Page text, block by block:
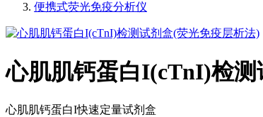
便携式荧光免疫分析仪
心肌肌钙蛋白I(cTnI)检
心肌肌钙蛋白I快速定量试剂盒